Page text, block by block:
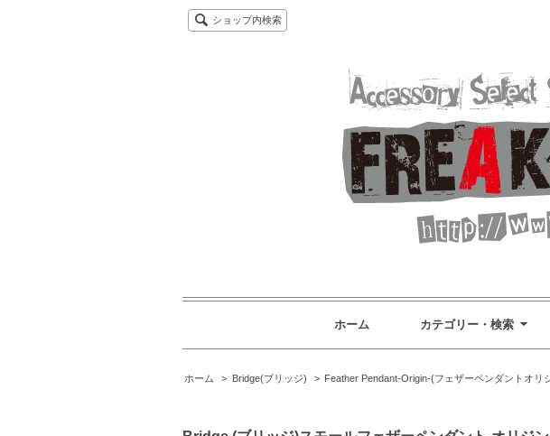
ショップ内検索
ホーム カテゴリー・検索
ホーム > Bridge(ブリッジ) > Feather Pendant-Origin-(フェザーペンダントオリ